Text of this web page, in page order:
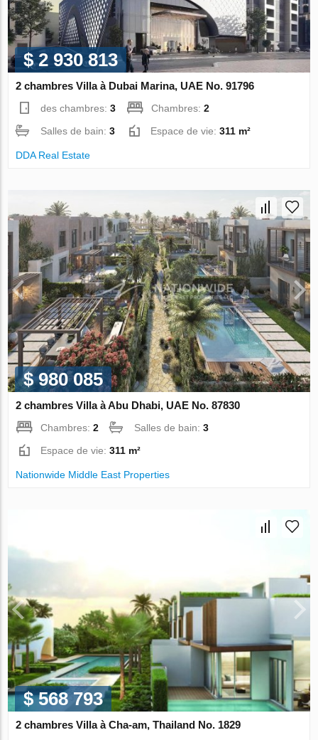
$ 2 930 813
2 chambres Villa à Dubai Marina, UAE No. 91796
des chambres:3 Chambres:2
Salles de bain:3 Espace de vie:311 m²
DDA Real Estate
$ 980 085
2 chambres Villa à Abu Dhabi, UAE No. 87830
Chambres:2 Salles de bain:3
Espace de vie:311 m²
Nationwide Middle East Properties
$ 568 793
2 chambres Villa à Cha-am, Thailand No. 1829